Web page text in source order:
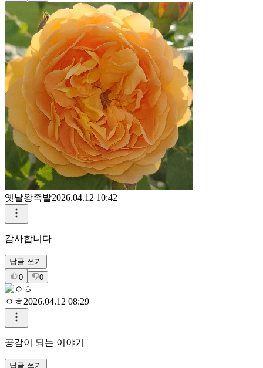
옛날왕족발2026.04.12 10:42
감사합니다
답글 쓰기
0
0
ㅇㅎ2026.04.12 08:29
공감이 되는 이야기
답글 쓰기